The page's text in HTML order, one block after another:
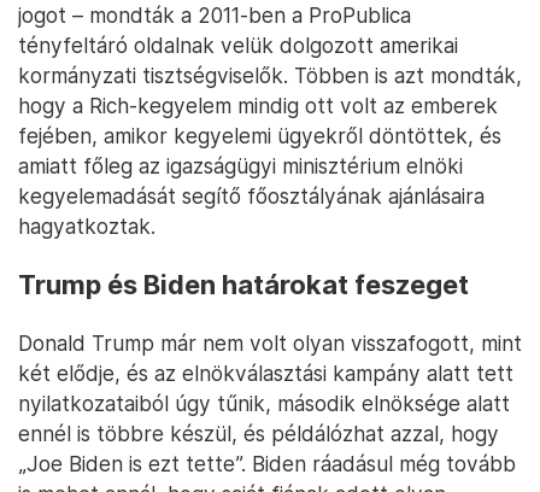
jogot – mondták a 2011-ben a ProPublica
tényfeltáró oldalnak velük dolgozott amerikai
kormányzati tisztségviselők. Többen is azt mondták,
hogy a Rich-kegyelem mindig ott volt az emberek
fejében, amikor kegyelemi ügyekről döntöttek, és
amiatt főleg az igazságügyi minisztérium elnöki
kegyelemadását segítő főosztályának ajánlásaira
hagyatkoztak.
Trump és Biden határokat feszeget
Donald Trump már nem volt olyan visszafogott, mint
két elődje, és az elnökválasztási kampány alatt tett
nyilatkozataiból úgy tűnik, második elnöksége alatt
ennél is többre készül, és példálózhat azzal, hogy
„Joe Biden is ezt tette”. Biden ráadásul még tovább